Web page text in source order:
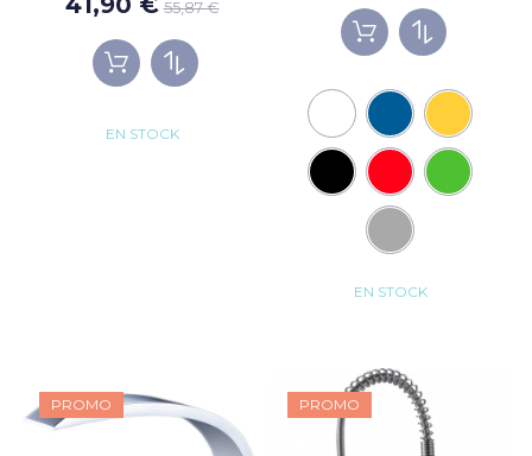
55,87 €
EN STOCK
EN STOCK
PROMO PROMO